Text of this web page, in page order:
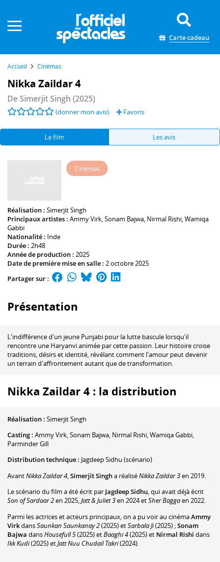
Carte cadeau
Accueil Cinémas
Nikka Zaildar 4
DeSimerjit Singh (2025)
(donner mon avis) Favoris
Le film Les avis
Cinémas
Réalisation : Simerjit Singh
Principaux artistes : Ammy Virk,Sonam Bajwa, Nirmal Rishi,Wamiqa
Gabbi
Nationalité : Inde
Durée : 2h48
Année de production : 2025
Date de première mise en salle : 2 octobre 2025
Partager sur :
Présentation
L'indifférence d'un jeune Punjabi pour la lutte bascule lorsqu'il
rencontre une Haryanvi animée par cette passion. Leur histoire croise
traditions, désirs et identité, révélant comment l'amour peut devenir
un terrain d'affrontement autant que de transformation.
Nikka Zaildar 4 : la distribution
Réalisation : Simerjit Singh
Casting : Ammy Virk,Sonam Bajwa, Nirmal Rishi,Wamiqa Gabbi,
Parminder Gill
Distribution technique : Jagdeep Sidhu (scénario)
AvantNikka Zaildar 4,Simerjit Singha réaliséNikka Zaildar 3en 2019.
Le scénario du film a été écrit par Jagdeep Sidhu, qui avait déjà écrit
Son of Sardaar 2en 2025,Jatt & Juliet 3en 2024 etSher Baggaen 2022.
Parmi les actrices et acteurs principaux, on a pu voir au cinémaAmmy
VirkdansSaunkan Saunkanay 2(2025) etSarbala Ji(2025) ;Sonam
Bajwa dansHousefull 5(2025) etBaaghi 4(2025) et Nirmal Rishi dans
Ikk Kudi(2025) etJatt Nuu Chudail Takri(2024).